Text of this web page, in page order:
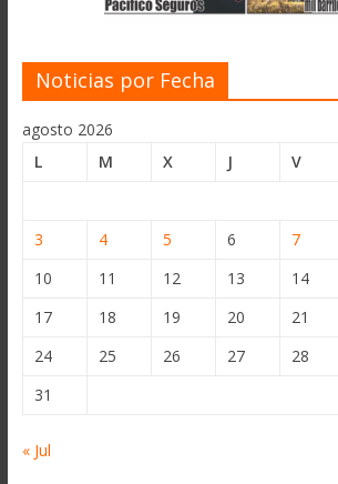
Noticias por Fecha
agosto 2026
L
M X J V
3
4 5 6 7
10
11 12 13 14
17
18 19 20 21
24
25 26 27 28
31
« Jul